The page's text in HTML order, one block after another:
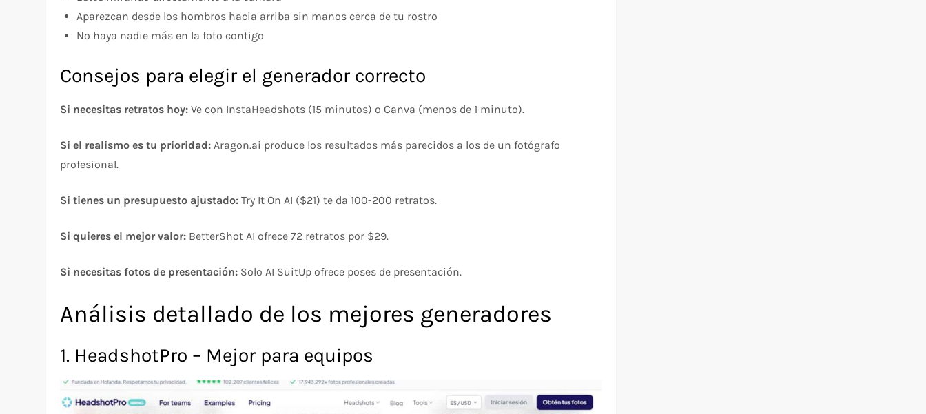
Aparezcan desde los hombros hacia arriba sin manos cerca de tu rostro
No haya nadie más en la foto contigo
Consejos para elegir el generador correcto
Si necesitas retratos hoy: Ve con InstaHeadshots (15 minutos) o Canva (menos de 1 minuto).
Si el realismo es tu prioridad: Aragon.ai produce los resultados más parecidos a los de un fotógrafo
profesional.
Si tienes un presupuesto ajustado: Try It On AI ($21) te da 100-200 retratos.
Si quieres el mejor valor: BetterShot AI ofrece 72 retratos por $29.
Si necesitas fotos de presentación: Solo AI SuitUp ofrece poses de presentación.
Análisis detallado de los mejores generadores
1. HeadshotPro – Mejor para equipos